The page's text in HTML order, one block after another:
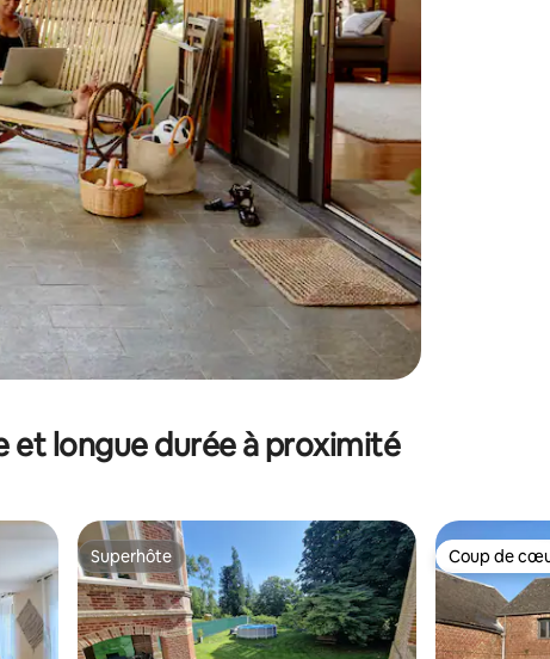
et longue durée à proximité
Superhôte
Superhôte Coup de
Coup de